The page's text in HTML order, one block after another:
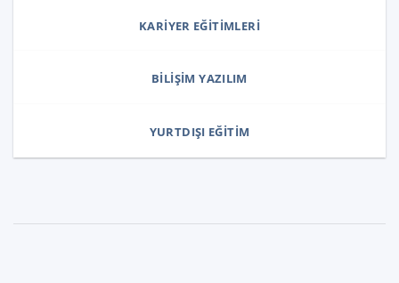
KARIYER EĞITIMLERI
BILIŞIM YAZILIM
YURTDIŞI EĞITIM